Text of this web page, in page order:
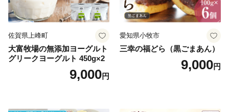
佐賀県上峰町
大富牧場の無添加ヨーグルト
グリークヨーグルト 450g×2
9,000円
愛知県小牧市
三幸の福どら（黒ごまあん）
9,000円